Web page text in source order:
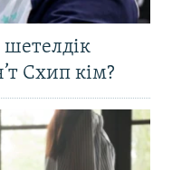
Схип кім?